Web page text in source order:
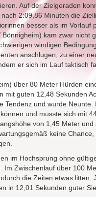
Auf der Zielgeraden
2:09,86 Minuten die
besser als im Vorlauf
kam zwar nicht
windigen
anschlugen, zu einer
er sich im Lauf taktisch
über 80 Meter Hürden
guten 12,48 Sekunden
und wurde
und musste sich mit
von 1,45 Meter
keine
im Hochsprung ohne
Zwischenlauf über 100
die Zeiten etwas litten.
in 12,01 Sekunden guter